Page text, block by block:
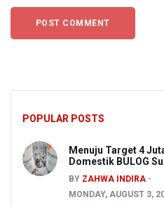
POPULAR POSTS
Menuju Target 4
Domestik BULOG
BY ZAHWA INDIRA
MONDAY, AUGUST 3,